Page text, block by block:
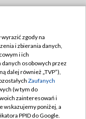
zgody na
i zbierania danych,
i ich
osobowych przez
dalej również „TVP”),
Zaufanych
(w tym do
zainteresowań i
wskazujemy poniżej, a
PPID do Google.